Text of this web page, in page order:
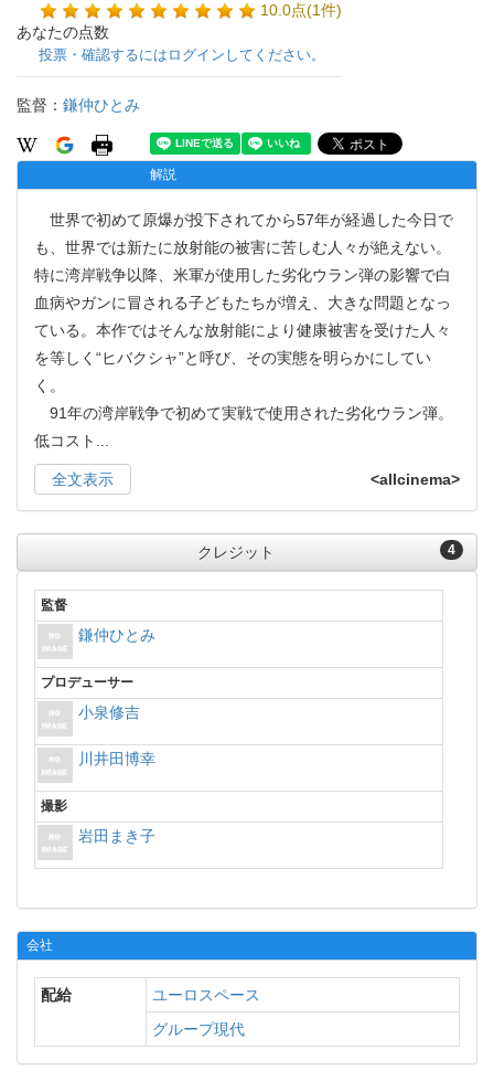
10.0点(1件)
あなたの点数
投票・確認するにはログインしてください。
監督： 鎌仲ひとみ
解説
世界で初めて原爆が投下されてから57年が経過した今日で
も、世界では新たに放射能の被害に苦しむ人々が絶えない。
特に湾岸戦争以降、米軍が使用した劣化ウラン弾の影響で白
血病やガンに冒される子どもたちが増え、大きな問題となっ
ている。本作ではそんな放射能により健康被害を受けた人々
を等しく“ヒバクシャ”と呼び、その実態を明らかにしてい
く。
91年の湾岸戦争で初めて実戦で使用された劣化ウラン弾。
低コスト
全文表示 <allcinema>
4
クレジット
監督
鎌仲ひとみ
プロデューサー
小泉修吉
川井田博幸
撮影
岩田まき子
会社
配給
ユーロスペース
グループ現代